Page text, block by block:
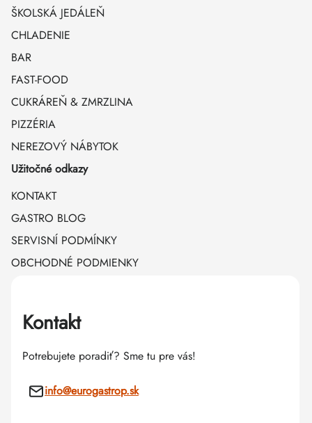
ŠKOLSKÁ JEDÁLEŇ
CHLADENIE
BAR
FAST-FOOD
CUKRÁREŇ & ZMRZLINA
PIZZÉRIA
NEREZOVÝ NÁBYTOK
Užitočné odkazy
KONTAKT
GASTRO BLOG
SERVISNÍ PODMÍNKY
OBCHODNÉ PODMIENKY
Kontakt
Potrebujete poradiť? Sme tu pre vás!
info@eurogastrop.sk